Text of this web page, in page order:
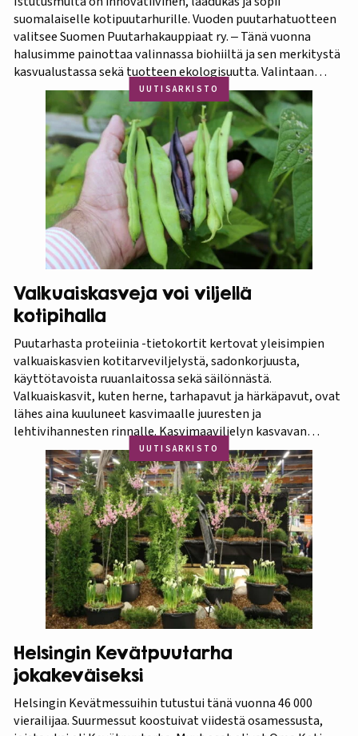
suomalaiselle kotipuutarhurille. Vuoden puutarhatuotteen
valitsee Suomen Puutarhakauppiaat ry. ‒ Tänä vuonna
halusimme painottaa valinnassa biohiiltä ja sen merkitystä
kasvualustassa sekä tuotteen ekologisuutta. Valintaan
vaikuttivat myös luonnonmukaisuus ja kotimaisuus.
Finaaliin päätyneet tuotteet olivat kaikki biohiilipohjaisia.
Kilpailu oli tasainen, mutta Biolan Istutusmulta antaa
ehdottomasti helpoimmin…
UUTISARKISTO
Valkuaiskasveja voi viljellä
kotipihalla
Puutarhasta proteiinia -tietokortit kertovat yleisimpien
valkuaiskasvien kotitarveviljelystä, sadonkorjuusta,
käyttötavoista ruuanlaitossa sekä säilönnästä.
Valkuaiskasvit, kuten herne, tarhapavut ja härkäpavut, ovat
lähes aina kuuluneet kasvimaalle juuresten ja
lehtivihannesten rinnalle. Kasvimaaviljelyn kasvavan
suosion myötä ravitsevien valkuaiskasvien osuutta
viljelykasveina kannattaa korostaa. Puutarhasta proteiinia -
tietokorttisarja on tarkoitettu kotipuutarhureille, jotka
ovat kiinnostuneita lisäämään kasvisproteiinien määrää
lautasellaan. Kotipuutarhassa voi viljellä monia
valkuaiskasveja,…
UUTISARKISTO
Helsingin Kevätpuutarha
jokakeväiseksi
Helsingin Kevätmessuihin tutustui tänä vuonna 46 000
vierailijaa. Suurmessut koostuivat viidestä osamessusta,